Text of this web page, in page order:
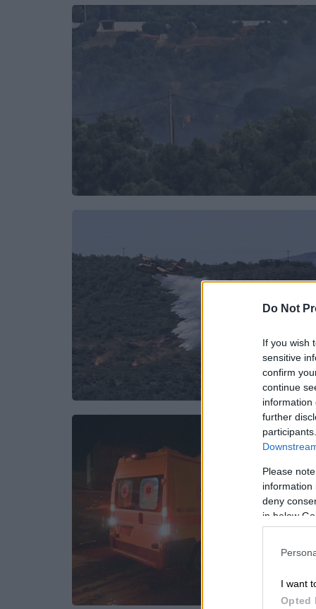
Do Not
If you wish
sensitive
confirm
continue
information
further
Please
information
deny
in below
I want
Opted